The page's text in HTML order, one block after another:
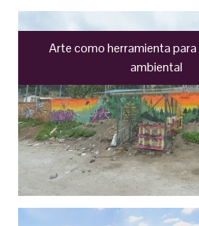
Arte como herramienta
ambiental